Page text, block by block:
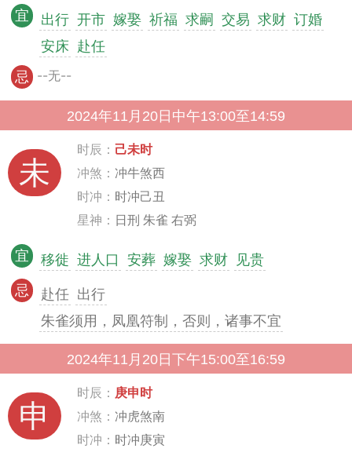
宜 出行 开市 嫁娶 祈福 求嗣 交易 求财 订婚
安床 赴任
忌 --无--
2024年11月20日中午13:00至14:59
未
时辰： 己未时
冲煞： 冲牛煞西
时冲： 时冲己丑
星神： 日刑 朱雀 右弼
宜 移徙 进人口 安葬 嫁娶 求财 见贵
忌 赴任 出行
朱雀须用，凤凰符制，否则，诸事不宜
2024年11月20日下午15:00至16:59
申
时辰： 庚申时
冲煞： 冲虎煞南
时冲： 时冲庚寅